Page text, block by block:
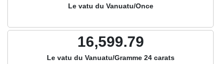
Le vatu du Vanuatu/Once
16,599.79
Le vatu du Vanuatu/Gramme 24 carats